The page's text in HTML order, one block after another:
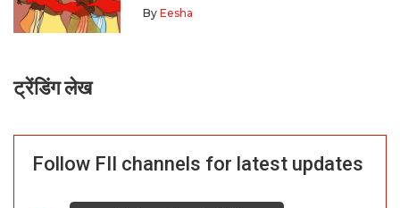
By Eesha
ट्रेंडिंग लेख
Follow FII channels for latest updates